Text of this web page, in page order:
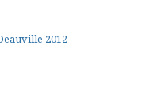
2012